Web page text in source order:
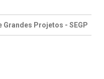
Projetos - SEGP